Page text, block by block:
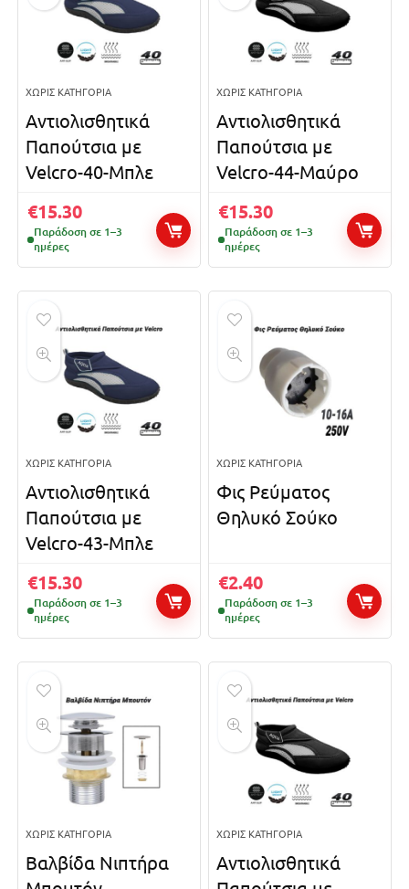
ΧΩΡΊΣ ΚΑΤΗΓΟΡΊΑ
Αντιολισθητικά
Παπούτσια με
Velcro-40-Μπλε
€15.30
Παράδοση σε 1–3
ημέρες
ΧΩΡΊΣ ΚΑΤΗΓΟΡΊΑ
Αντιολισθητικά
Παπούτσια με
Velcro-44-Μαύρο
€15.30
Παράδοση σε 1–3
ημέρες
ΧΩΡΊΣ ΚΑΤΗΓΟΡΊΑ
Αντιολισθητικά
Παπούτσια με
Velcro-43-Μπλε
€15.30
Παράδοση σε 1–3
ημέρες
ΧΩΡΊΣ ΚΑΤΗΓΟΡΊΑ
Φις Ρεύματος
Θηλυκό Σούκο
€2.40
Παράδοση σε 1–3
ημέρες
ΧΩΡΊΣ ΚΑΤΗΓΟΡΊΑ
Βαλβίδα Νιπτήρα
ΧΩΡΊΣ ΚΑΤΗΓΟΡΊΑ
Αντιολισθητικά